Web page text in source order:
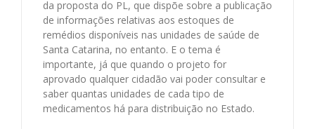
da proposta do PL, que dispõe sobre a publicação
de informações relativas aos estoques de
remédios disponíveis nas unidades de saúde de
Santa Catarina, no entanto. E o tema é
importante, já que quando o projeto for
aprovado qualquer cidadão vai poder consultar e
saber quantas unidades de cada tipo de
medicamentos há para distribuição no Estado.